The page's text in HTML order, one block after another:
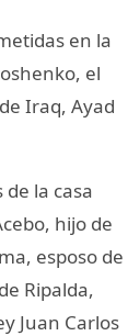
en la
el
Iraq, Ayad
la casa
hijo de
esposo de
Ripalda,
Juan Carlos